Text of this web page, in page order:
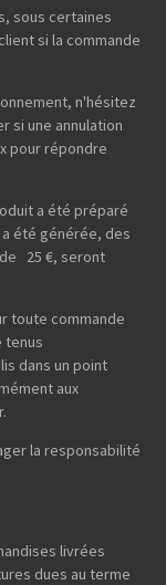
sous certaines
si la commande
n'hésitez
si une annulation
pour répondre
a été préparé
été générée, des
25 €, seront
toute commande
tenus
dans un point
aux
la responsabilité
livrées
dues au terme